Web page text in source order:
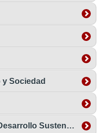
Sociedad
10 Sistemas Productivos y Desarrollo Sustentable